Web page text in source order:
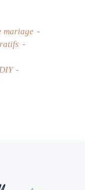
mariage